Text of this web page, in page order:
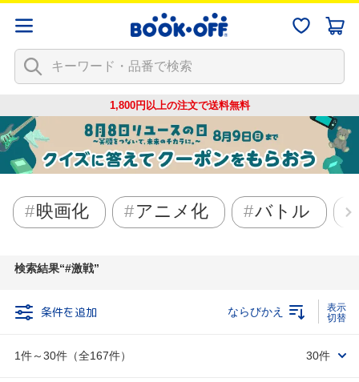
1,800円以上の注文で送料無料
映画化 アニメ化 バトル
検索結果 #激戦
条件を追加
1件～30件（全167件）
ならびかえ
30件